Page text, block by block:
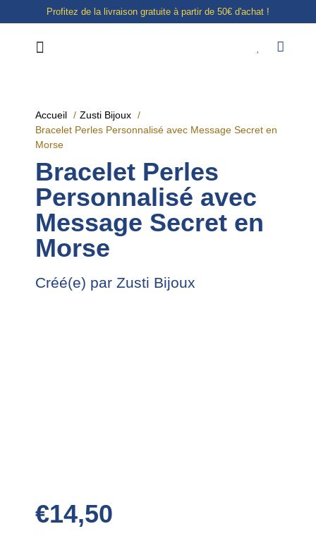
Profitez de la livraison gratuite à partir de 50€ d'achat !
Accueil
Zusti Bijoux
Bracelet Perles Personnalisé avec Message Secret en
Morse
Bracelet Perles
Personnalisé avec
Message Secret en
Morse
Créé(e) par Zusti Bijoux
€14,50